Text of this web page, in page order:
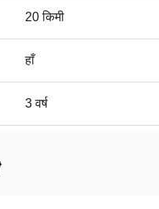
20 किमी
हाँ
3 वर्ष